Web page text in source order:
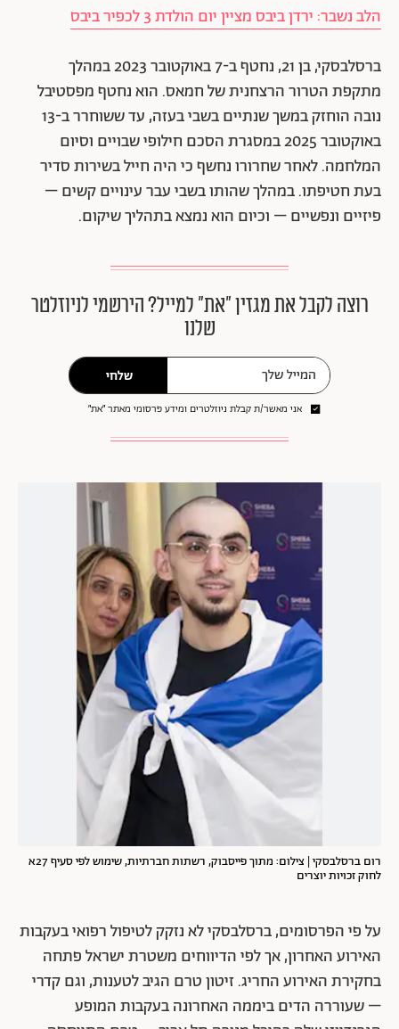
הלב נשבר: ירדן ביבס מציין יום הולדת 3 לכפיר ביבס
ברסלבסקי, בן 21, נחטף ב-7 באוקטובר 2023 במהלך
מתקפת הטרור הרצחנית של חמאס. הוא נחטף מפסטיבל
נובה הוחזק במשך שנתיים בשבי בעזה, עד ששוחרר ב-13
באוקטובר 2025 במסגרת הסכם חילופי שבויים וסיום
המלחמה. לאחר שחרורו נחשף כי היה חייל בשירות סדיר
בעת חטיפתו. במהלך שהותו בשבי עבר עינויים קשים –
פיזיים ונפשיים – וכיום הוא נמצא בתהליך שיקום.
רוצה לקבל את מגזין ״את״ למייל? הירשמי לניוזלטר
שלנו
שלחי
אני מאשר/ת קבלת ניוזלטרים ומידע פרסומי מאתר ״את״
רום ברסלבסקי | צילום: מתוך פייסבוק, רשתות חברתיות, שימוש לפי סעיף 27א
לחוק זכויות יוצרים
על פי הפרסומים, ברסלבסקי לא נזקק לטיפול רפואי בעקבות
האירוע האחרון, אך לפי הדיווחים משטרת ישראל פתחה
בחקירת האירוע החריג. זיטון טרם הגיב לטענות, וגם קדרי
– שעוררה הדים ביממה האחרונה בעקבות המופע